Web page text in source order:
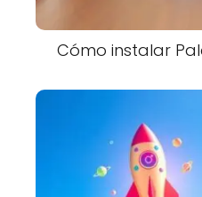
Cómo instalar